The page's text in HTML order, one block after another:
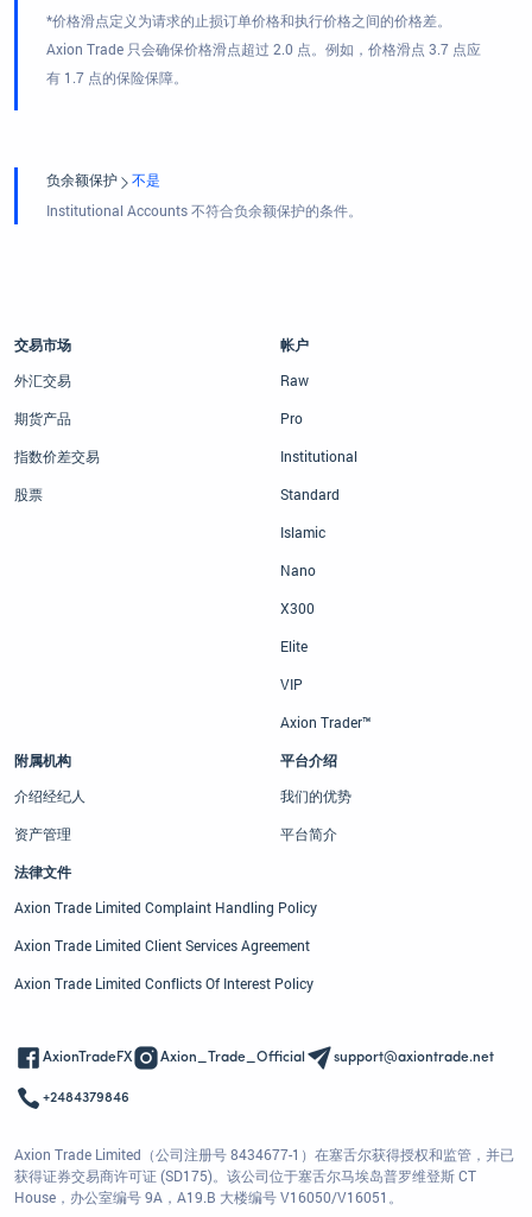
*价格滑点定义为请求的止损订单价格和执行价格之间的价格差。
Axion Trade 只会确保价格滑点超过 2.0 点。例如，价格滑点 3.7 点应
有 1.7 点的保险保障。
负余额保护 不是
Institutional Accounts 不符合负余额保护的条件。
交易市场
外汇交易
期货产品
指数价差交易
股票
帐户
Raw
Pro
Institutional
Standard
Islamic
Nano
X300
Elite
VIP
Axion Trader™
附属机构
介绍经纪人
资产管理
平台介绍
我们的优势
平台简介
法律文件
Axion Trade Limited Complaint Handling Policy
Axion Trade Limited Client Services Agreement
Axion Trade Limited Conflicts Of Interest Policy
AxionTradeFX Axion_Trade_Official support@axiontrade.net
+2484379846
Axion Trade Limited（公司注册号 8434677-1）在塞舌尔获得授权和监管，并已
获得证券交易商许可证 (SD175)。该公司位于塞舌尔马埃岛普罗维登斯 CT
House，办公室编号 9A，A19.B 大楼编号 V16050/V16051。